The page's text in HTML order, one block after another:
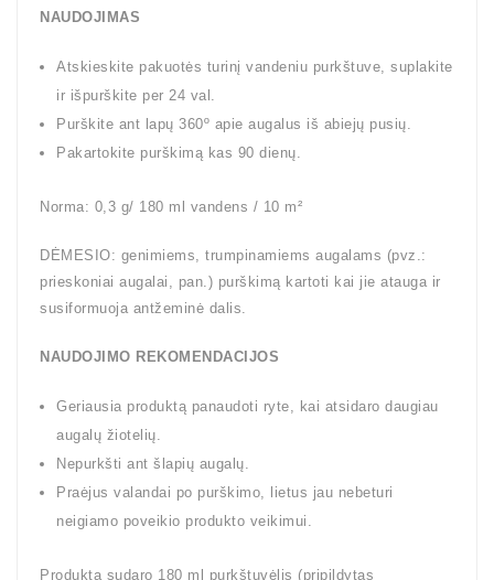
NAUDOJIMAS
Atskieskite pakuotės turinį vandeniu purkštuve, suplakite
ir išpurškite per 24 val.
Purškite ant lapų 360º apie augalus iš abiejų pusių.
Pakartokite purškimą kas 90 dienų.
Norma: 0,3 g/ 180 ml vandens / 10 m²
DĖMESIO: genimiems, trumpinamiems augalams (pvz.:
prieskoniai augalai, pan.) purškimą kartoti kai jie atauga ir
susiformuoja antžeminė dalis.
NAUDOJIMO REKOMENDACIJOS
Geriausia produktą panaudoti ryte, kai atsidaro daugiau
augalų žiotelių.
Nepurkšti ant šlapių augalų.
Praėjus valandai po purškimo, lietus jau nebeturi
neigiamo poveikio produkto veikimui.
Produktą sudaro 180 ml purkštuvėlis (pripildytas